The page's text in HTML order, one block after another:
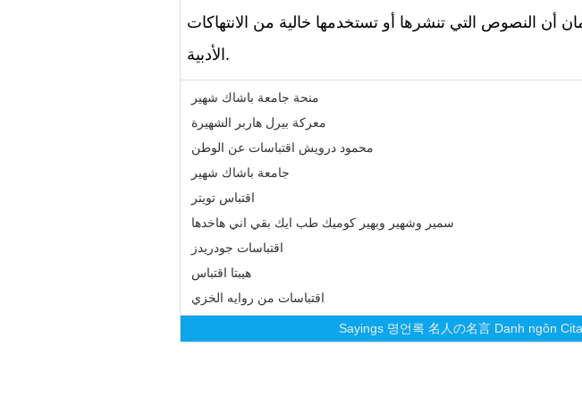
النصوص التي تنشرها أو تستخدمها خالية من الانتهاكات
الأدبية.
منحة جامعة باشاك شهير
معركة بيرل هاربر الشهيرة
محمود درويش اقتباسات عن الوطن
جامعة باشاك شهير
اقتباس تويتر
سمير وشهير وبهير كوميك طب ايك بقي اني هاخدها
اقتباسات جودريدز
هيبتا اقتباس
اقتباسات من روايه الخزي
Sayings 명언록 名人の名言 Danh ngôn